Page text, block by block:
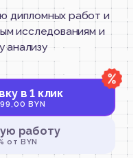
дипломных работ и
исследованиям и
анализу
в 1 клик
BYN
работу
от BYN